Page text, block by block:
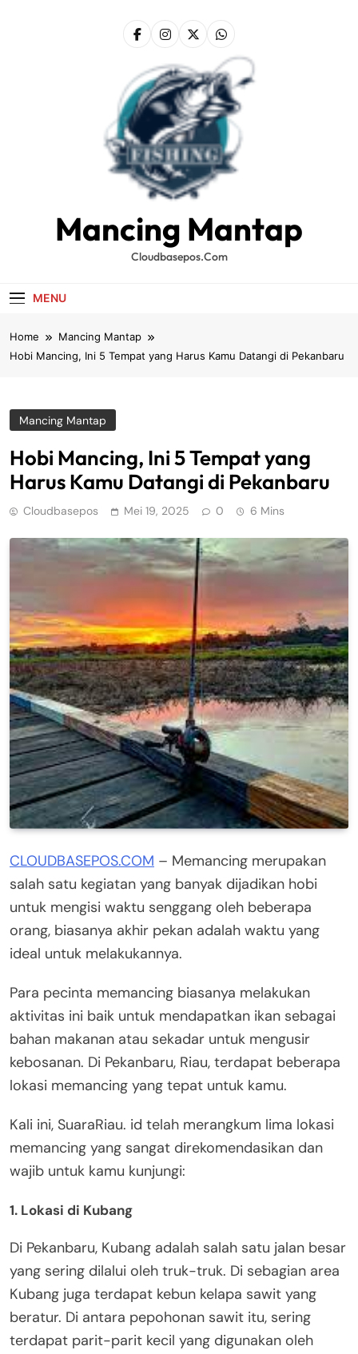
Mancing Mantap
Cloudbasepos.com
MENU
Home
Mancing Mantap
Hobi Mancing, Ini 5 Tempat yang Harus Kamu Datangi di Pekanbaru
Mancing Mantap
Hobi Mancing, Ini 5 Tempat yang
Harus Kamu Datangi di Pekanbaru
Cloudbasepos Mei 19, 2025 0 6 Mins
CLOUDBASEPOS.COM – Memancing merupakan
salah satu kegiatan yang banyak dijadikan hobi
untuk mengisi waktu senggang oleh beberapa
orang, biasanya akhir pekan adalah waktu yang
ideal untuk melakukannya.
Para pecinta memancing biasanya melakukan
aktivitas ini baik untuk mendapatkan ikan sebagai
bahan makanan atau sekadar untuk mengusir
kebosanan. Di Pekanbaru, Riau, terdapat beberapa
lokasi memancing yang tepat untuk kamu.
Kali ini, SuaraRiau. id telah merangkum lima lokasi
memancing yang sangat direkomendasikan dan
wajib untuk kamu kunjungi:
1. Lokasi di Kubang
Di Pekanbaru, Kubang adalah salah satu jalan besar
yang sering dilalui oleh truk-truk. Di sebagian area
Kubang juga terdapat kebun kelapa sawit yang
beratur. Di antara pepohonan sawit itu, sering
terdapat parit-parit kecil yang digunakan oleh